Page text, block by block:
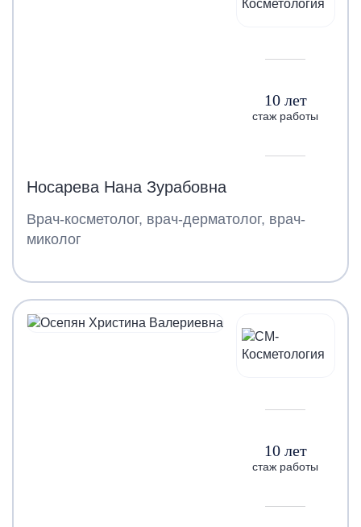
10 лет
стаж работы
Носарева Нана Зурабовна
Врач-косметолог, врач-дерматолог, врач-
миколог
10 лет
стаж работы